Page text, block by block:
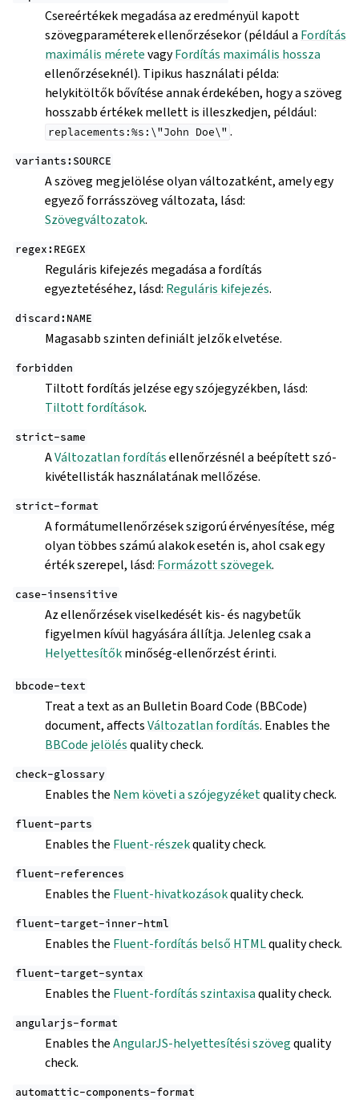
Csereértékek megadása az eredményül kapott
szövegparaméterek ellenőrzésekor (például a Fordítás
maximális méretevagyFordítás maximális hossza
ellenőrzéseknél). Tipikus használati példa:
helykitöltők bővítése annak érdekében, hogy a szöveg
hosszabb értékek mellett is illeszkedjen, például:
replacements:%s:\"John Doe\" .
variants:SOURCE
A szöveg megjelölése olyan változatként, amely egy
egyező forrásszöveg változata, lásd:
Szövegváltozatok.
regex:REGEX
Reguláris kifejezés megadása a fordítás
egyeztetéséhez, lásd: Reguláris kifejezés.
discard:NAME
Magasabb szinten definiált jelzők elvetése.
forbidden
Tiltott fordítás jelzése egy szójegyzékben, lásd:
Tiltott fordítások.
strict-same
AVáltozatlan fordításellenőrzésnél a beépített szó-
kivétellisták használatának mellőzése.
strict-format
A formátumellenőrzések szigorú érvényesítése, még
olyan többes számú alakok esetén is, ahol csak egy
érték szerepel, lásd: Formázott szövegek.
case-insensitive
Az ellenőrzések viselkedését kis- és nagybetűk
figyelmen kívül hagyására állítja. Jelenleg csak a
Helyettesítőkminőség-ellenőrzést érinti.
bbcode-text
Treat a text as an Bulletin Board Code (BBCode)
document, affectsVáltozatlan fordítás. Enables the
BBCode jelölésquality check.
check-glossary
Enables the Nem követi a szójegyzéketquality check.
fluent-parts
Enables the Fluent-részekquality check.
fluent-references
Enables the Fluent-hivatkozásokquality check.
fluent-target-inner-html
Enables the Fluent-fordítás belső HTMLquality check.
fluent-target-syntax
Enables the Fluent-fordítás szintaxisaquality check.
angularjs-format
Enables theAngularJS-helyettesítési szövegquality
check.
automattic-components-format